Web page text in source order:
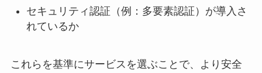
セキュリティ認証（例：多要素認証）が導入さ
れているか
これらを基準にサービスを選ぶことで、より安全